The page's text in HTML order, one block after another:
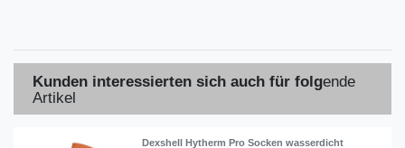
Kunden interessierten sich auch für folgende
Artikel
Dexshell Hytherm Pro Socken wasserdicht